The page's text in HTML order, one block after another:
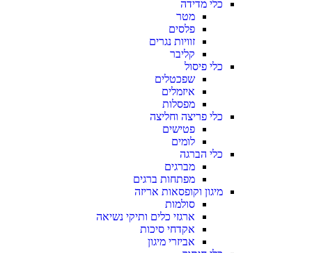
כלי מדידה
מטר
פלסים
זוויות נגרים
קליבר
כלי פיסול
שפכטלים
איזמלים
מפסלות
כלי פריצה וחליצה
פטישים
לומים
כלי הברגה
מברגים
מפתחות ברגים
מיגון וקופסאות אריזה
סולמות
ארגזי כלים ותיקי נשיאה
אקדחי סיכות
אביזרי מיגון